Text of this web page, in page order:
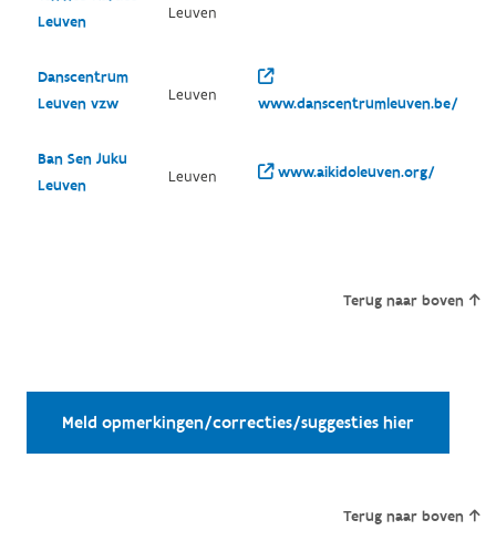
Leuven
Leuven
Danscentrum
Leuven vzw
Leuven www.danscentrumleuven.be/
Ban Sen Juku
Leuven
Leuven www.aikidoleuven.org/
Terug naar boven
Meld opmerkingen/correcties/suggesties hier
Terug naar boven